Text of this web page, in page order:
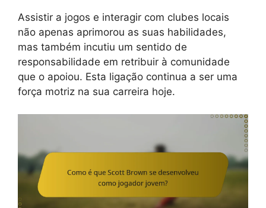
Assistir a jogos e interagir com clubes locais
não apenas aprimorou as suas habilidades,
mas também incutiu um sentido de
responsabilidade em retribuir à comunidade
que o apoiou. Esta ligação continua a ser uma
força motriz na sua carreira hoje.